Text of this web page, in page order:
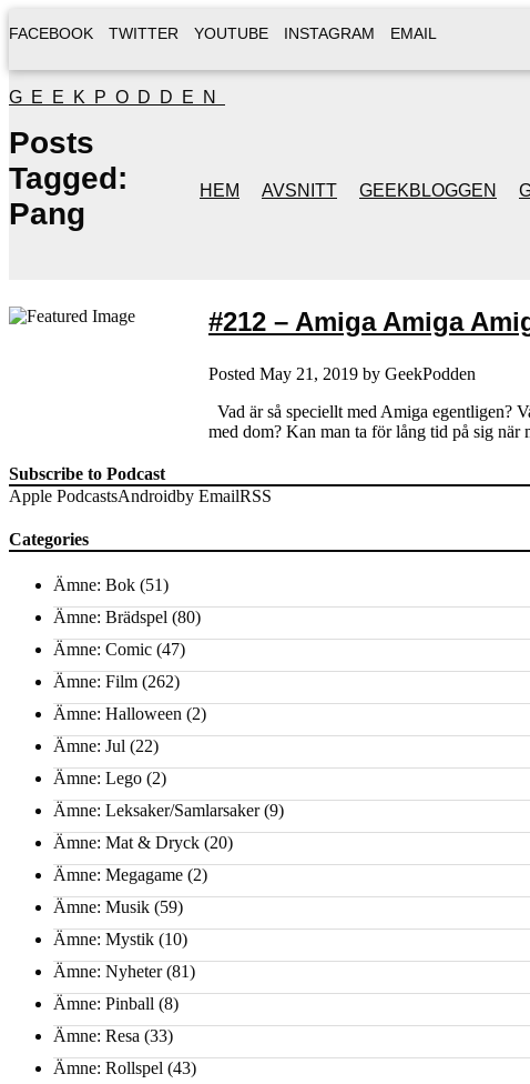
FACEBOOK TWITTER YOUTUBE INSTAGRAM EMAIL
GEEKPODDEN
HEM AVSNITT GEEKBLOGGEN
Posts
Tagged:
Pang
#212 – Amiga Amiga
Posted May 21, 2019 by GeekPodden
Vad är så speciellt med Amiga egentligen?
med dom? Kan man ta för lång tid på sig
Subscribe to Podcast
Apple PodcastsAndroidby EmailRSS
Categories
Ämne: Bok (51)
Ämne: Brädspel (80)
Ämne: Comic (47)
Ämne: Film (262)
Ämne: Halloween (2)
Ämne: Jul (22)
Ämne: Lego (2)
Ämne: Leksaker/Samlarsaker(9)
Ämne: Mat & Dryck (20)
Ämne: Megagame (2)
Ämne: Musik (59)
Ämne: Mystik (10)
Ämne: Nyheter(81)
Ämne: Pinball (8)
Ämne: Resa (33)
Ämne: Rollspel (43)